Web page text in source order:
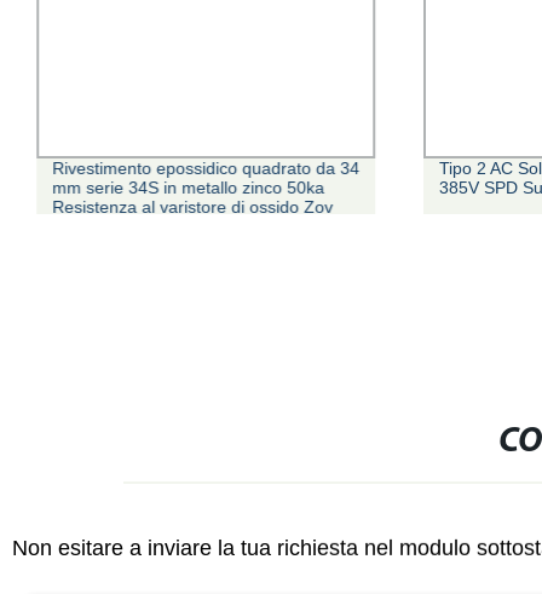
Rivestimento epossidico quadrato da 34
mm serie 34S in metallo zinco 50ka
Resistenza al varistore di ossido Zov
Tipo 2 AC
385V SPD
Non esitare a inviare la tua richiesta nel modulo